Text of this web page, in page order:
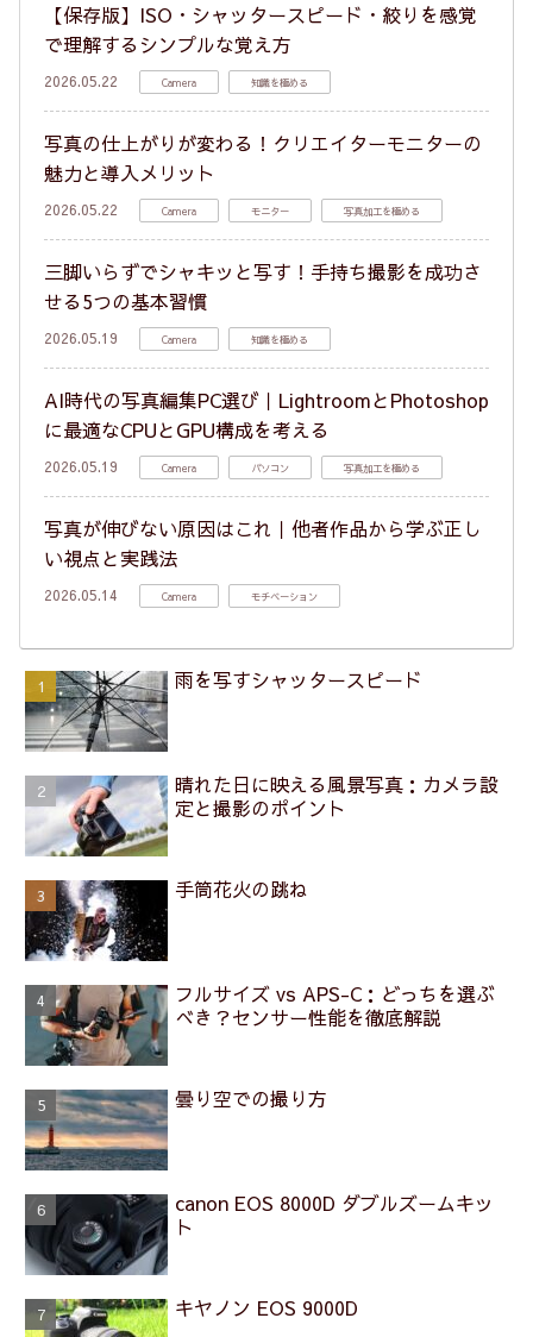
【保存版】ISO・シャッタースピード・絞りを感覚
で理解するシンプルな覚え方
2026.05.22 Camera 知識を極める
写真の仕上がりが変わる！クリエイターモニターの
魅力と導入メリット
2026.05.22 Camera モニター 写真加工を極める
三脚いらずでシャキッと写す！手持ち撮影を成功さ
せる5つの基本習慣
2026.05.19 Camera 知識を極める
AI時代の写真編集PC選び｜LightroomとPhotoshop
に最適なCPUとGPU構成を考える
2026.05.19 Camera パソコン 写真加工を極める
写真が伸びない原因はこれ｜他者作品から学ぶ正し
い視点と実践法
2026.05.14 Camera モチベーション
雨を写すシャッタースピード
晴れた日に映える風景写真：カメラ設
定と撮影のポイント
手筒花火の跳ね
フルサイズ vs APS-C：どっちを選ぶ
べき？センサー性能を徹底解説
曇り空での撮り方
canon EOS 8000D ダブルズームキッ
ト
キヤノン EOS 9000D